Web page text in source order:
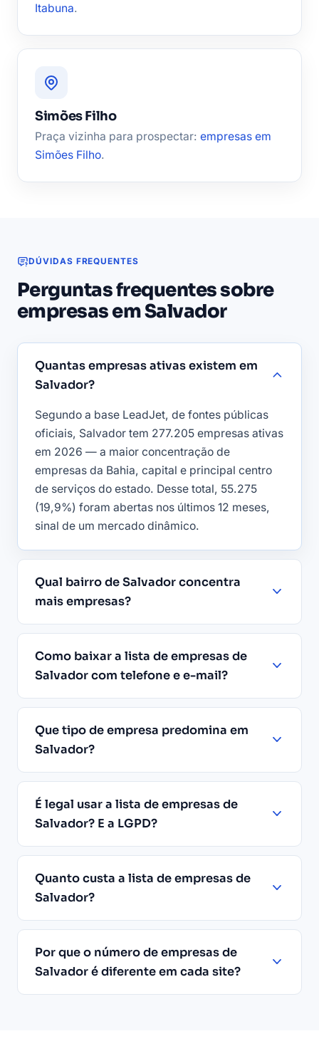
Itabuna.
Simões Filho
Praça vizinha para prospectar: empresas em
Simões Filho.
DÚVIDAS FREQUENTES
Perguntas frequentes sobre
empresas em Salvador
Quantas empresas ativas existem em
Salvador?
Segundo a base LeadJet, de fontes públicas
oficiais, Salvador tem 277.205 empresas ativas
em 2026 — a maior concentração de
empresas da Bahia, capital e principal centro
de serviços do estado. Desse total, 55.275
(19,9%) foram abertas nos últimos 12 meses,
sinal de um mercado dinâmico.
Qual bairro de Salvador concentra
mais empresas?
Como baixar a lista de empresas de
Salvador com telefone e e-mail?
Que tipo de empresa predomina em
Salvador?
É legal usar a lista de empresas de
Salvador? E a LGPD?
Quanto custa a lista de empresas de
Salvador?
Por que o número de empresas de
Salvador é diferente em cada site?